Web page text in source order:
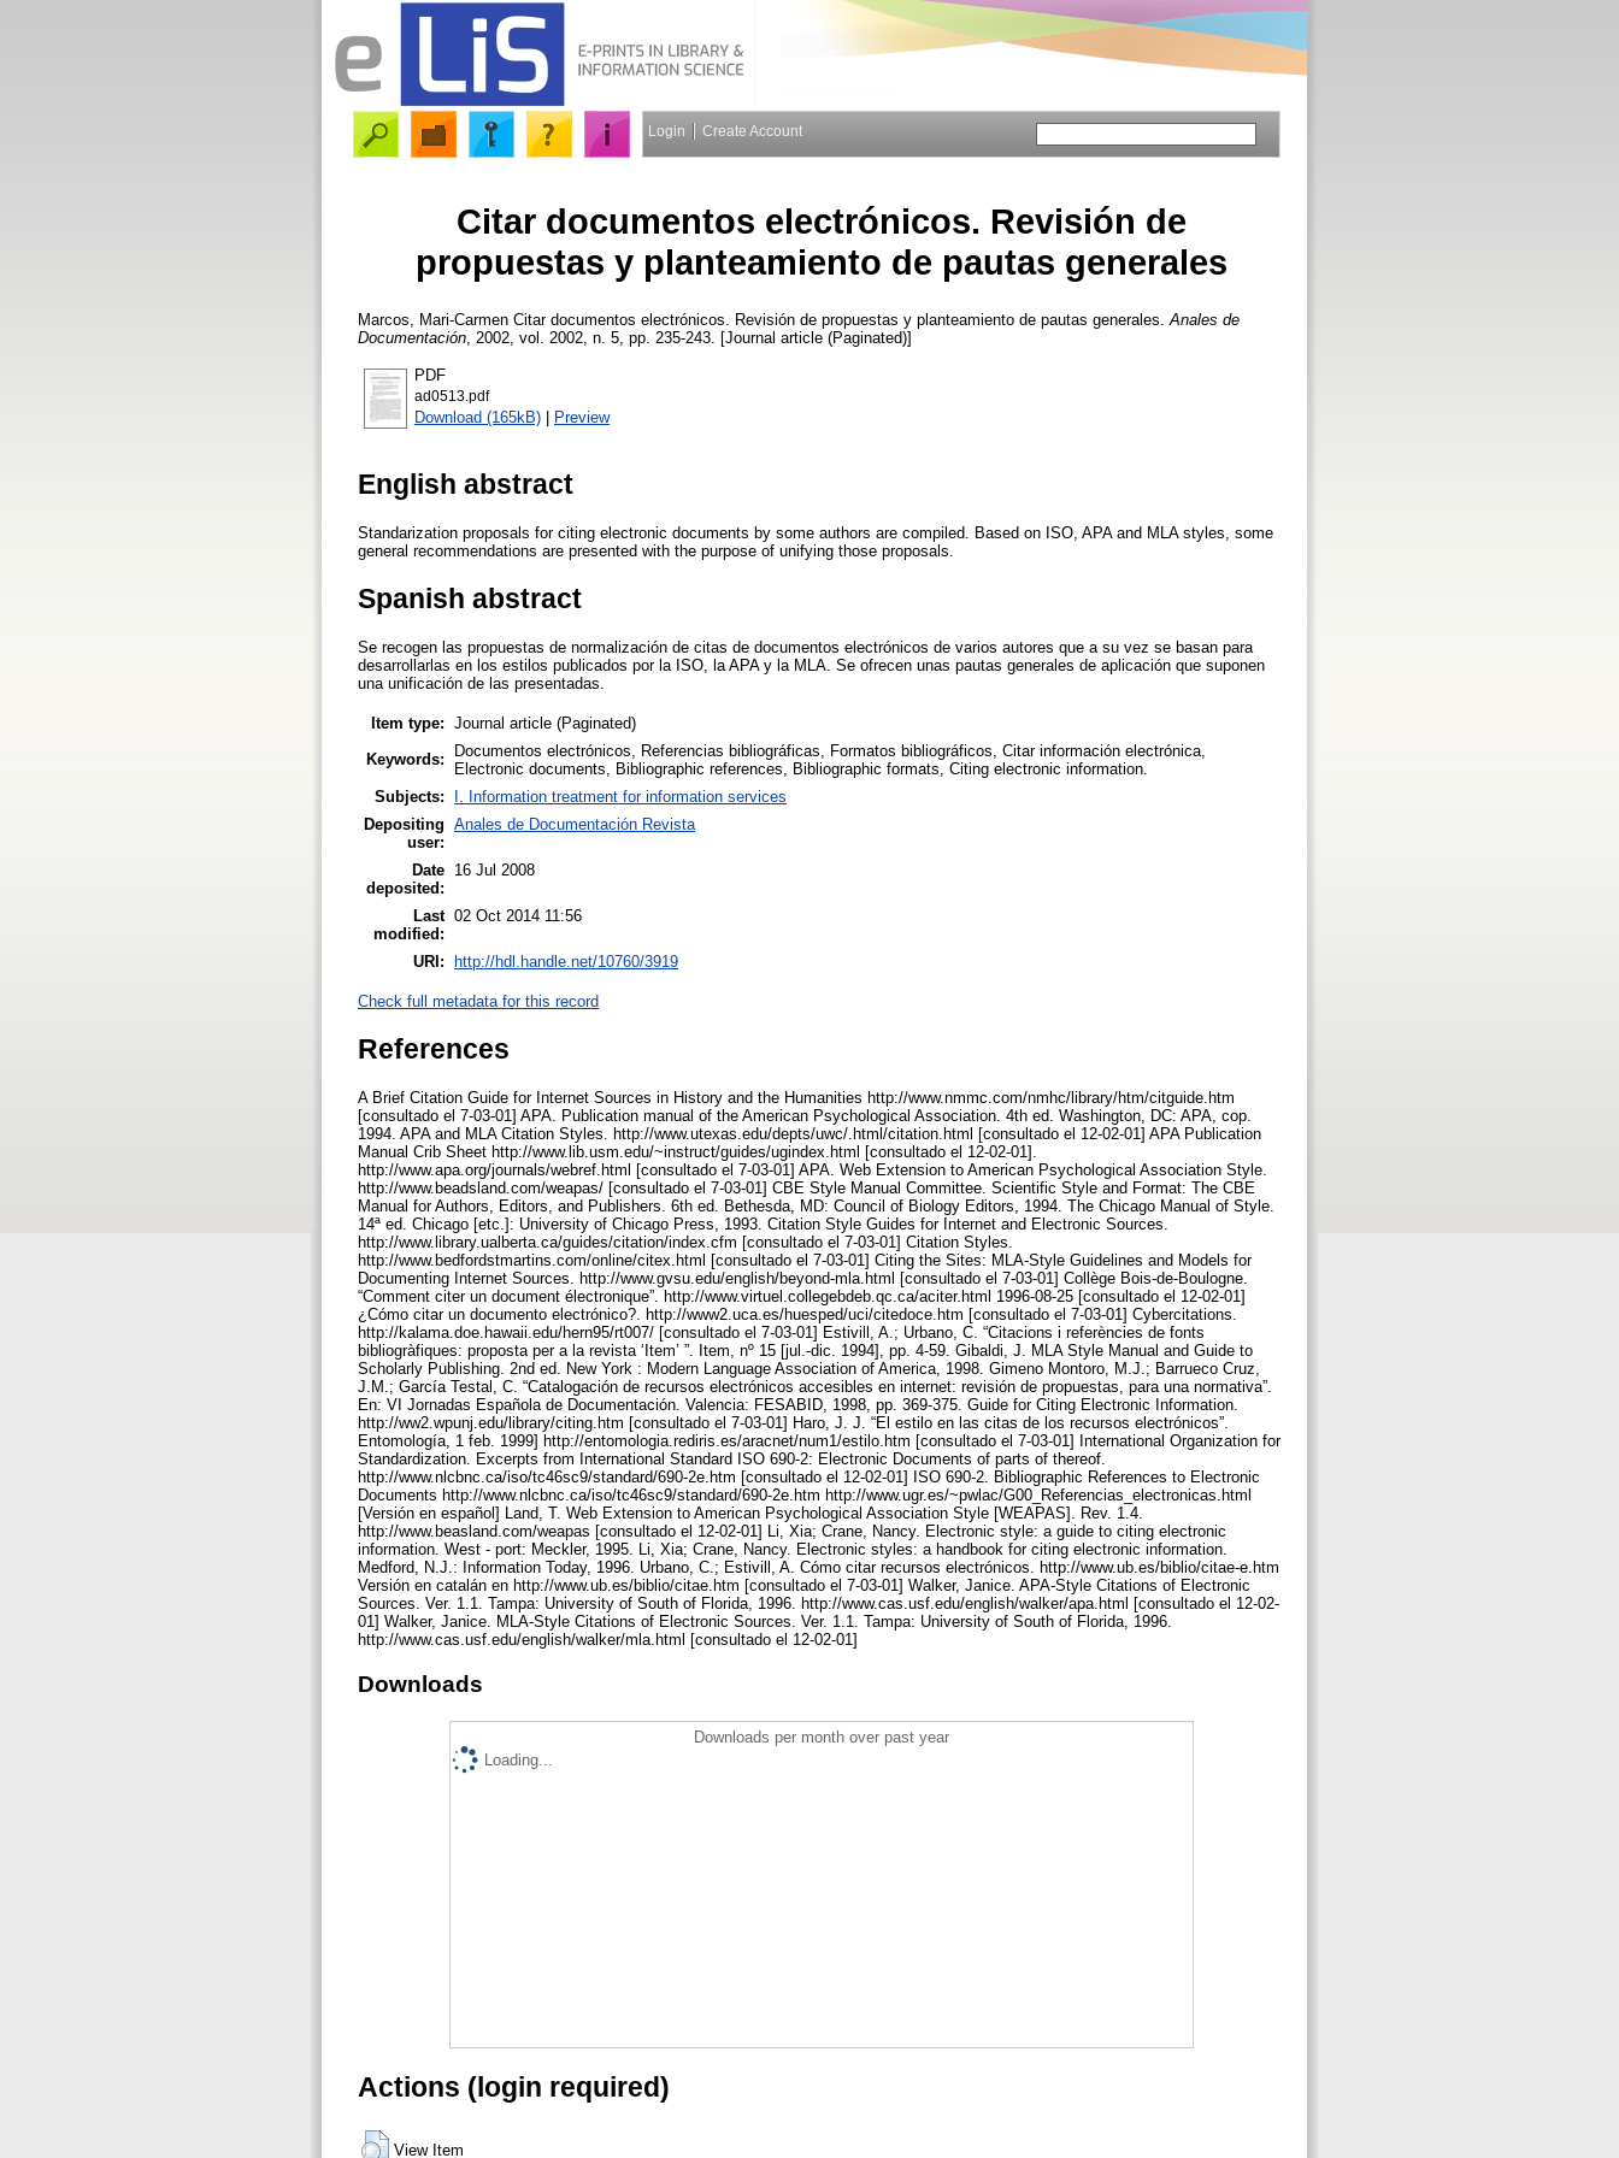
Login Create Account
Citar documentos electrónicos. Revisión de
propuestas y planteamiento de pautas generales
Marcos, Mari-Carmen Citar documentos electrónicos. Revisión de propuestas y planteamiento de pautas generales. Anales de
Documentación , 2002, vol. 2002, n. 5, pp. 235-243. [Journal article (Paginated)]
PDF
ad0513.pdf
Download (165kB) | Preview
English abstract
Standarization proposals for citing electronic documents by some authors are compiled. Based on ISO, APA and MLA styles, some
general recommendations are presented with the purpose of unifying those proposals.
Spanish abstract
Se recogen las propuestas de normalización de citas de documentos electrónicos de varios autores que a su vez se basan para
desarrollarlas en los estilos publicados por la ISO, la APA y la MLA. Se ofrecen unas pautas generales de aplicación que suponen
una unificación de las presentadas.
Item type: Journal article (Paginated)
Keywords:
Documentos electrónicos, Referencias bibliográficas, Formatos bibliográficos, Citar información electrónica,
Electronic documents, Bibliographic references, Bibliographic formats, Citing electronic information.
Subjects:
I. Information treatment for information services
Depositing
user:
Anales de Documentación Revista
Date
deposited:
16 Jul 2008
Last
modified:
02 Oct 2014 11:56
URI: http://hdl.handle.net/10760/3919
Check full metadata for this record
References
A Brief Citation Guide for Internet Sources in History and the Humanities http://www.nmmc.com/nmhc/library/htm/citguide.htm
[consultado el 7-03-01] APA. Publication manual of the American Psychological Association. 4th ed. Washington, DC: APA, cop.
1994. APA and MLA Citation Styles. http://www.utexas.edu/depts/uwc/.html/citation.html [consultado el 12-02-01] APA Publication
Manual Crib Sheet http://www.lib.usm.edu/~instruct/guides/ugindex.html [consultado el 12-02-01].
http://www.apa.org/journals/webref.html [consultado el 7-03-01] APA. Web Extension to American Psychological Association Style.
http://www.beadsland.com/weapas/ [consultado el 7-03-01] CBE Style Manual Committee. Scientific Style and Format: The CBE
Manual for Authors, Editors, and Publishers. 6th ed. Bethesda, MD: Council of Biology Editors, 1994. The Chicago Manual of Style.
14ª ed. Chicago [etc.]: University of Chicago Press, 1993. Citation Style Guides for Internet and Electronic Sources.
http://www.library.ualberta.ca/guides/citation/index.cfm [consultado el 7-03-01] Citation Styles.
http://www.bedfordstmartins.com/online/citex.html [consultado el 7-03-01] Citing the Sites: MLA-Style Guidelines and Models for
Documenting Internet Sources. http://www.gvsu.edu/english/beyond-mla.html [consultado el 7-03-01] Collège Bois-de-Boulogne.
“Comment citer un document électronique”. http://www.virtuel.collegebdeb.qc.ca/aciter.html 1996-08-25 [consultado el 12-02-01]
¿Cómo citar un documento electrónico?. http://www2.uca.es/huesped/uci/citedoce.htm [consultado el 7-03-01] Cybercitations.
http://kalama.doe.hawaii.edu/hern95/rt007/ [consultado el 7-03-01] Estivill, A.; Urbano, C. “Citacions i referències de fonts
bibliogràfiques: proposta per a la revista ‘Item’ ”. Item, nº 15 [jul.-dic. 1994], pp. 4-59. Gibaldi, J. MLA Style Manual and Guide to
Scholarly Publishing. 2nd ed. New York : Modern Language Association of America, 1998. Gimeno Montoro, M.J.; Barrueco Cruz,
J.M.; García Testal, C. “Catalogación de recursos electrónicos accesibles en internet: revisión de propuestas, para una normativa”.
En: VI Jornadas Española de Documentación. Valencia: FESABID, 1998, pp. 369-375. Guide for Citing Electronic Information.
http://ww2.wpunj.edu/library/citing.htm [consultado el 7-03-01] Haro, J. J. “El estilo en las citas de los recursos electrónicos”.
Entomología, 1 feb. 1999] http://entomologia.rediris.es/aracnet/num1/estilo.htm [consultado el 7-03-01] International Organization for
Standardization. Excerpts from International Standard ISO 690-2: Electronic Documents of parts of thereof.
http://www.nlcbnc.ca/iso/tc46sc9/standard/690-2e.htm [consultado el 12-02-01] ISO 690-2. Bibliographic References to Electronic
Documents http://www.nlcbnc.ca/iso/tc46sc9/standard/690-2e.htm http://www.ugr.es/~pwlac/G00_Referencias_electronicas.html
[Versión en español] Land, T. Web Extension to American Psychological Association Style [WEAPAS]. Rev. 1.4.
http://www.beasland.com/weapas [consultado el 12-02-01] Li, Xia; Crane, Nancy. Electronic style: a guide to citing electronic
information. West - port: Meckler, 1995. Li, Xia; Crane, Nancy. Electronic styles: a handbook for citing electronic information.
Medford, N.J.: Information Today, 1996. Urbano, C.; Estivill, A. Cómo citar recursos electrónicos. http://www.ub.es/biblio/citae-e.htm
Versión en catalán en http://www.ub.es/biblio/citae.htm [consultado el 7-03-01] Walker, Janice. APA-Style Citations of Electronic
Sources. Ver. 1.1. Tampa: University of South of Florida, 1996. http://www.cas.usf.edu/english/walker/apa.html [consultado el 12-02-
01] Walker, Janice. MLA-Style Citations of Electronic Sources. Ver. 1.1. Tampa: University of South of Florida, 1996.
http://www.cas.usf.edu/english/walker/mla.html [consultado el 12-02-01]
Downloads
Downloads per month over past year
Loading...
Actions (login required)
View Item